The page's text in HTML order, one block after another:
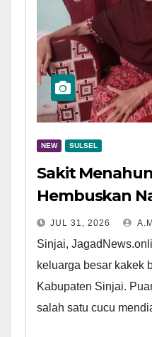
NEW SULSEL
Sakit
Hembuskan
JUL 31, 2026
Sinjai,
keluarga besar kakek
Kabupaten Sinjai.
salah satu cucu